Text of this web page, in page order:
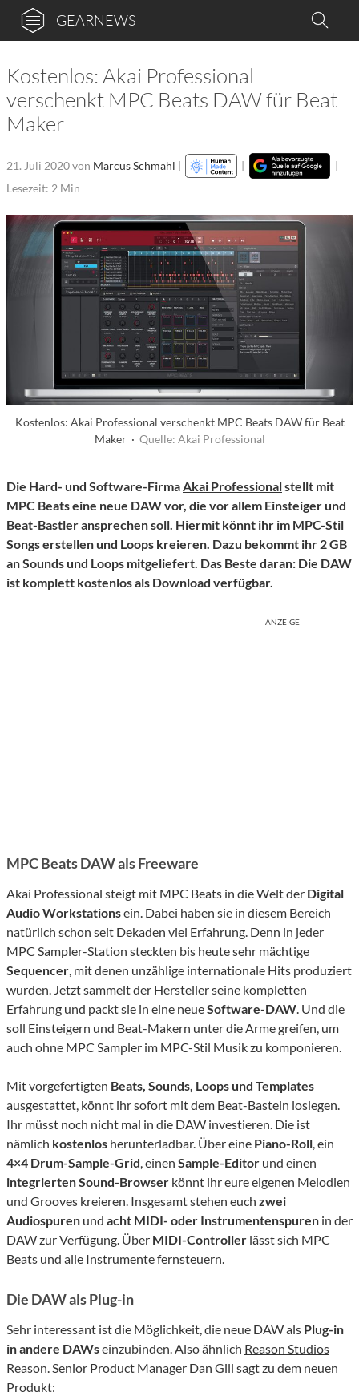
GEARNEWS
Kostenlos: Akai Professional
verschenkt MPC Beats DAW für Beat
Maker
21. Juli 2020von Marcus Schmahl | |
|
Lesezeit: 2 Min
Kostenlos: Akai Professional verschenkt MPC Beats DAW für Beat
Maker · Quelle: Akai Professional
Die Hard- und Software-FirmaAkai Professionalstellt mit
MPC Beats eine neue DAW vor, die vor allem Einsteiger und
Beat-Bastler ansprechen soll. Hiermit könnt ihr im MPC-Stil
Songs erstellen und Loops kreieren. Dazu bekommt ihr 2 GB
an Sounds und Loops mitgeliefert. Das Beste daran: Die DAW
ist komplett kostenlos als Download verfügbar.
ANZEIGE
MPC Beats DAW als Freeware
Akai Professional steigt mit MPC Beats in die Welt der Digital
Audio Workstationsein. Dabei haben sie in diesem Bereich
natürlich schon seit Dekaden viel Erfahrung. Denn in jeder
MPC Sampler-Station steckten bis heute sehr mächtige
Sequencer, mit denen unzählige internationale Hits produziert
wurden. Jetzt sammelt der Hersteller seine kompletten
Erfahrung und packt sie in eine neueSoftware-DAW. Und die
soll Einsteigern und Beat-Makern unter die Arme greifen, um
auch ohne MPC Sampler im MPC-Stil Musik zu komponieren.
Mit vorgefertigten Beats, Sounds, Loops und Templates
ausgestattet, könnt ihr sofort mit dem Beat-Basteln loslegen.
Ihr müsst noch nicht mal in die DAW investieren. Die ist
nämlich kostenlos herunterladbar. Über eine Piano-Roll, ein
4×4 Drum-Sample-Grid, einen Sample-Editor und einen
integrierten Sound-Browser könnt ihr eure eigenen Melodien
und Grooves kreieren. Insgesamt stehen euch zwei
Audiospuren und acht MIDI- oder Instrumentenspuren in der
DAW zur Verfügung. Über MIDI-Controller lässt sich MPC
Beats und alle Instrumente fernsteuern.
Die DAW als Plug-in
Sehr interessant ist die Möglichkeit, die neue DAW als Plug-in
in andere DAWseinzubinden. Also ähnlich Reason Studios
Reason. Senior Product Manager Dan Gill sagt zu dem neuen
Produkt: